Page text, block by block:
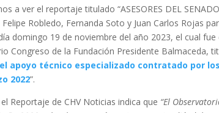
a ver el reportaje titulado “ASESORES DEL
Robledo, Fernanda Soto y Juan Carlos Rojas
domingo 19 de noviembre del año 2023, el cual
Congreso de la Fundación Presidente Balmaceda,
apoyo técnico especializado contratado por
2022”.
Reportaje de CHV Noticias indica que “El